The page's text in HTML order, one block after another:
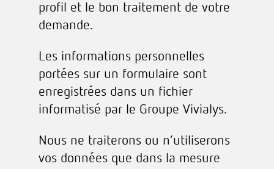
profil et le bon traitement de votre
demande.
Les informations personnelles
portées sur un formulaire sont
enregistrées dans un fichier
informatisé par le Groupe Vivialys.
Nous ne traiterons ou n’utiliserons
vos données que dans la mesure